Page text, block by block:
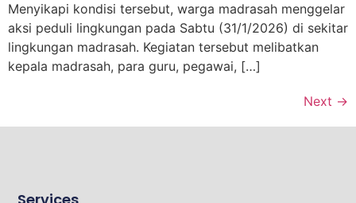
Menyikapi kondisi tersebut, warga madrasah menggelar
aksi peduli lingkungan pada Sabtu (31/1/2026) di sekitar
lingkungan madrasah. Kegiatan tersebut melibatkan
kepala madrasah, para guru, pegawai, […]
Next →